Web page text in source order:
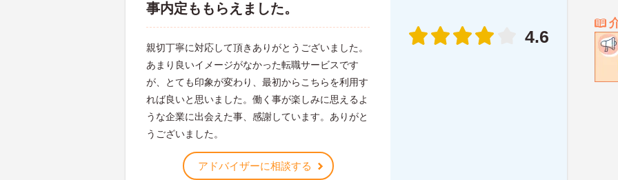
事内定ももらえました。
親切丁寧に対応して頂きありがとうございました。
あまり良いイメージがなかった転職サービスです
が、とても印象が変わり、最初からこちらを利用す
れば良いと思いました。働く事が楽しみに思えるよ
うな企業に出会えた事、感謝しています。ありがと
うございました。
アドバイザーに相談する
4.6